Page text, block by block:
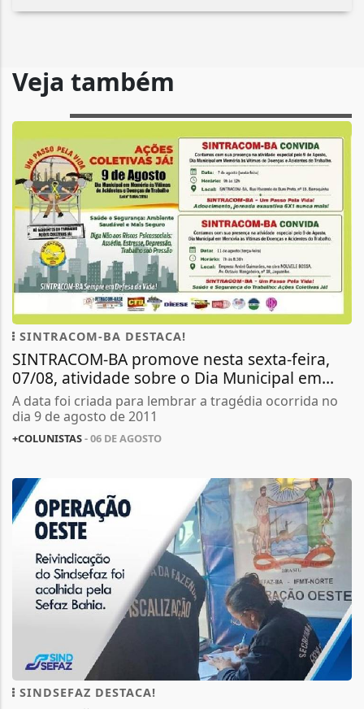
Veja também
SINTRACOM-BA DESTACA!
SINTRACOM-BA promove nesta sexta-feira,
07/08, atividade sobre o Dia Municipal em...
A data foi criada para lembrar a tragédia ocorrida no
dia 9 de agosto de 2011
+COLUNISTAS- 06 DE AGOSTO
SINDSEFAZ DESTACA!